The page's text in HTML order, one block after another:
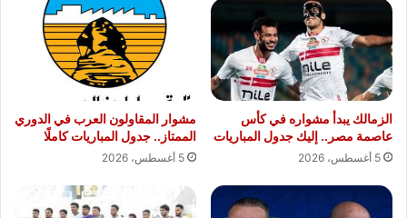
الزمالك يبدأ مشواره في كأس
عاصمة مصر.. إليك جدول المباريات
5 أغسطس، 2026
مشوار المقاولون العرب في الدوري
الممتاز.. جدول المباريات كاملًا
5 أغسطس، 2026